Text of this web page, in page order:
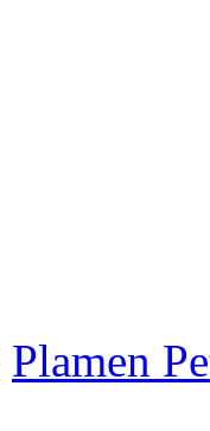
Plamen